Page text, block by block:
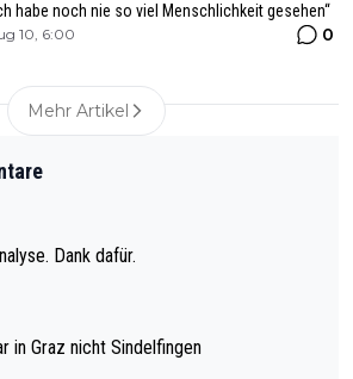
habe noch nie so viel Menschlichkeit gesehen“
10, 6:00 0
Mehr Artikel
Dank dafür.
in Graz nicht Sindelfingen